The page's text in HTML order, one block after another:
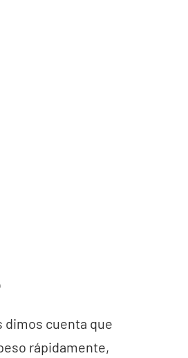
dimos cuenta que
rápidamente,